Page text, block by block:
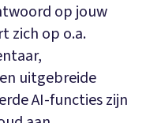
op jouw
zich op o.a.
uitgebreide
AI-functies zijn